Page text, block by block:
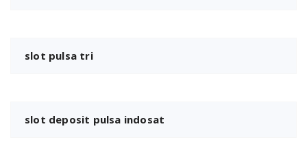
slot pulsa tri
slot deposit pulsa indosat